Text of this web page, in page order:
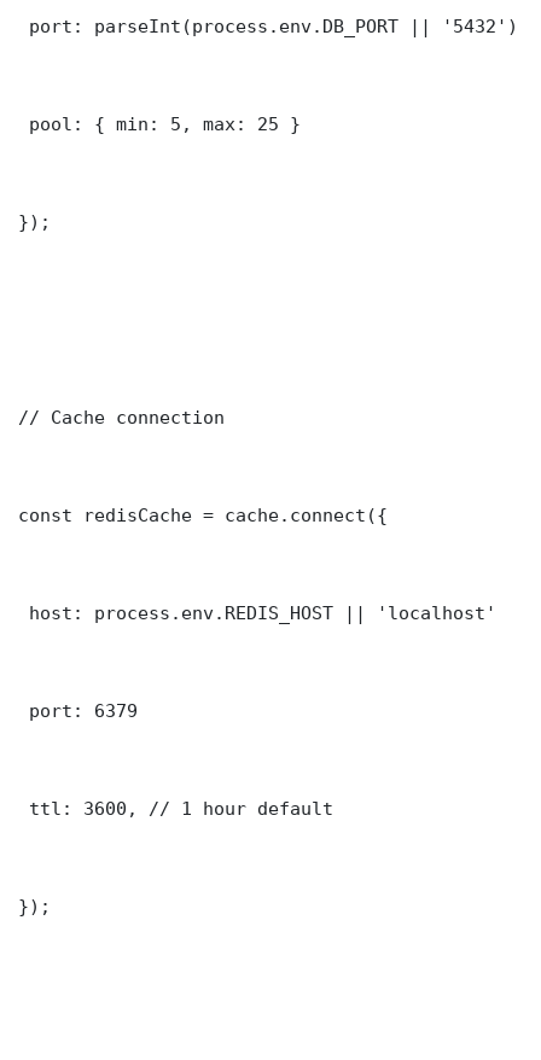
port: parseInt(process.env.DB_PORT || '5432')
pool: { min: 5, max: 25 }
});
// Cache connection
const redisCache = cache.connect({
host: process.env.REDIS_HOST || 'localhost'
port: 6379
ttl: 3600, // 1 hour default
});